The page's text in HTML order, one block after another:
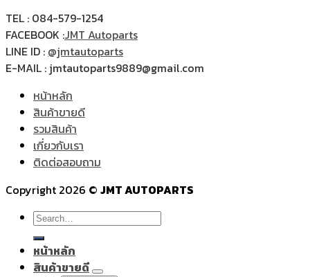
TEL : 084-579-1254
FACEBOOK :JMT Autoparts
LINE ID : @jmtautoparts
E-MAIL : jmtautoparts9889@gmail.com
หน้าหลัก
สินค้าขายดี
รวมสินค้า
เกี่ยวกับเรา
ติดต่อสอบถาม
Copyright 2026 © JMT AUTOPARTS
Search
for:
หน้าหลัก
สินค้าขายดี